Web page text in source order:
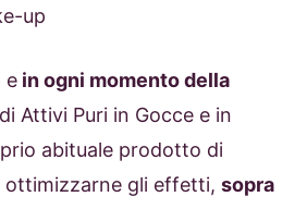
up
e in ogni momento della
Attivi Puri in Gocce e in
abituale prodotto di
gli effetti, sopra